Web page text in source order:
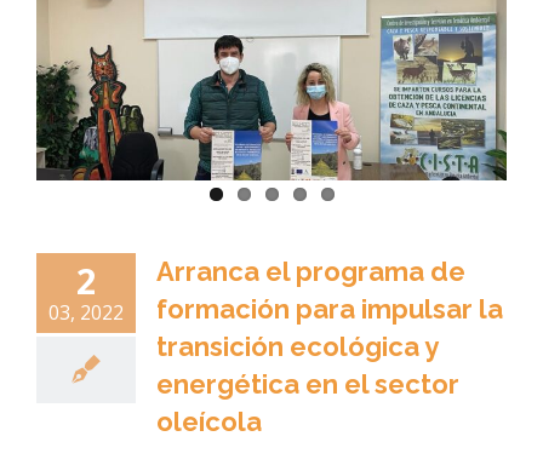
2
03, 2022
Arranca el programa de
formación para impulsar la
transición ecológica y
energética en el sector
oleícola